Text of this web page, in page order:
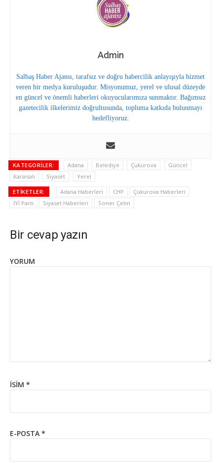
Admin
Salbaş Haber Ajansı, tarafsız ve doğru habercilik anlayışıyla hizmet
veren bir medya kuruluşudur. Misyonumuz, yerel ve ulusal düzeyde
en güncel ve önemli haberleri okuyucularımıza sunmaktır. Bağımsız
gazetecilik ilkelerimiz doğrultusunda, topluma katkıda bulunmayı
hedefliyoruz.
KATEGORILER: Adana Belediye Çukurova
Güncel
Karaisalı
Siyaset Yerel
ETIKETLER: Adana Haberleri CHP
Çukurova Haberleri
İYİ Parti
Siyaset Haberleri Soner Çetin
Bir cevap yazın
YORUM
İSIM *
E-POSTA *